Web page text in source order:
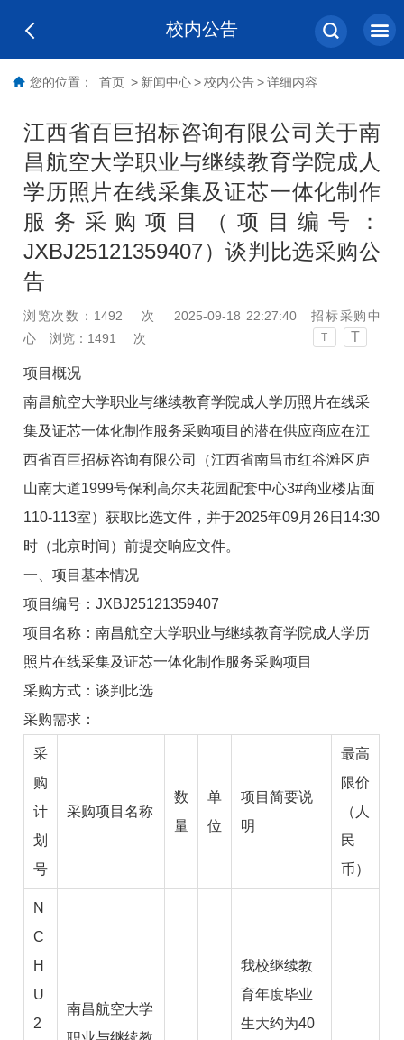
校内公告
您的位置： 首页 > 新闻中心 > 校内公告 > 详细内容
江西省百巨招标咨询有限公司关于南
昌航空大学职业与继续教育学院成人
学历照片在线采集及证芯一体化制作
服务采购项目（项目编号：
JXBJ25121359407）谈判比选采购公
告
浏览次数： 1492 次 2025-09-18 22:27:40
招标采购中
心
浏览： 1491 次 T T
项目概况
南昌航空大学职业与继续教育学院成人学历照片在线采
集及证芯一体化制作服务采购项目的潜在供应商应在江
西省百巨招标咨询有限公司（江西省南昌市红谷滩区庐
山南大道1999号保利高尔夫花园配套中心3#商业楼店面
110-113室）获取比选文件，并于2025年09月26日14:30
时（北京时间）前提交响应文件。
一、项目基本情况
项目编号：JXBJ25121359407
项目名称：南昌航空大学职业与继续教育学院成人学历
照片在线采集及证芯一体化制作服务采购项目
采购方式：谈判比选
采购需求：
采
购
计
划
号
采购项目名称
数
量
单
位
项目简要说
明
最高
限价
（人
民
币）
N
C
H
U
2
南昌航空大学
我校继续教
育年度毕业
生大约为40